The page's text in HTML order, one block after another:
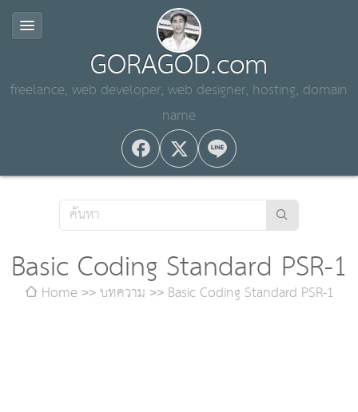
GORAGOD.com
freelance, web developer, web designer, hosting, domain
name
Basic Coding Standard PSR-1
Home บทความ Basic Coding Standard PSR-1